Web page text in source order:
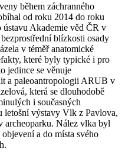
během záchranného
od roku 2014 do roku
Akademie věd ČR v
blízkosti osady
v téměř anatomické
které byly typické i pro
jedince se věnuje
a paleoantropologii ARUB v
která se dlouhodobě
i současných
letošní výstavy Vlk z Pavlova,
archeoparku. Nález vlka byl
a do místa svého